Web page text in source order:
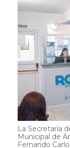
La Secretaría
Municipal de
Fernando